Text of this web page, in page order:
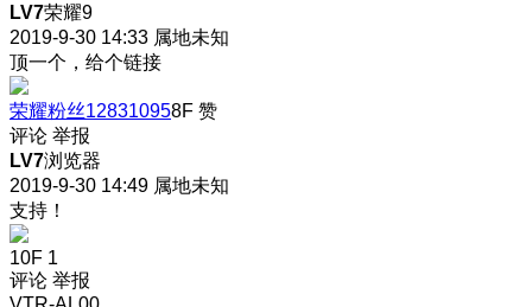
LV7荣耀9
2019-9-30 14:33 属地未知
顶一个，给个链接
荣耀粉丝128310958F 赞
评论 举报
LV7浏览器
2019-9-30 14:49 属地未知
支持！
10F 1
评论 举报